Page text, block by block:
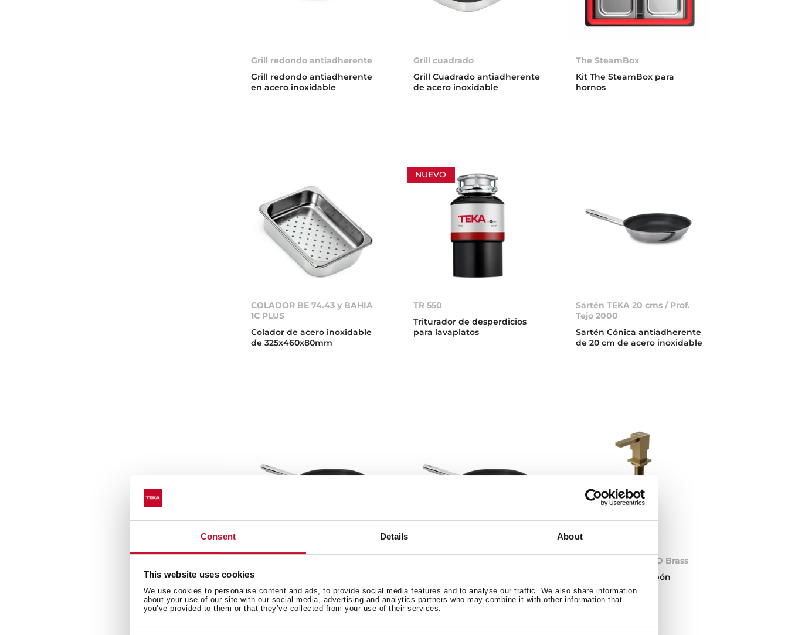
Consent Details About
This website uses cookies
We use cookies to personalise content and ads, to provide social media features and to analyse our traffic. We also share information
about your use of our site with our social media, advertising and analytics partners who may combine it with other information that
you’ve provided to them or that they’ve collected from your use of their services.
Grill redondo antiadherente
Grill redondo antiadherente
en acero inoxidable
Grill cuadrado
Grill Cuadrado antiadherente
de acero inoxidable
The SteamBox
Kit The SteamBox para
hornos
COLADOR BE 74.43 y BAHIA
1C PLUS
Colador de acero inoxidable
de 325x460x80mm
NUEVO
TR 550
Triturador de desperdicios
para lavaplatos
Sartén TEKA 20 cms / Prof.
Tejo 2000
Sartén Cónica antiadherente
de 20 cm de acero inoxidable
Tejo 2000
Sartén Cónica antiadherente
de 22 cm de acero inoxidable
Sartén Cónica antiadherente
de 24 cm de acero inoxidable
Soap dispenser PVD Brass
Dispensador de jabón
acabado bronce